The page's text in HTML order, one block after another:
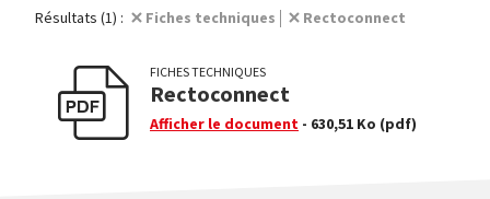
Résultats (1) : Fiches techniques Rectoconnect
FICHES TECHNIQUES
Rectoconnect
Afficher le document - 630,51 Ko (pdf)